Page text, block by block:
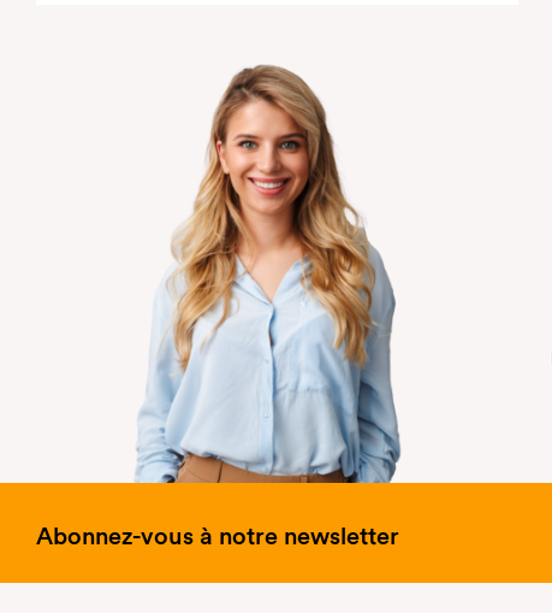
Abonnez-vous à notre newsletter